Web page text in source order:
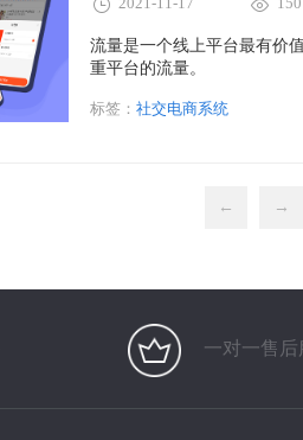
流量是一个线上平台最有价
重平台的流量。
标签： 社交电商系统
← →
一对一售后